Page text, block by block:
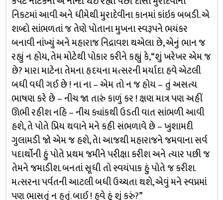
નિકટમાં આવી અને ધીમેથી મુરાદેવીના કાનમાં કાંઇક બબડી. એ
શબ્દો સાંભળતાં જ તેણે પોતાના મુખના સ્વરૂપને ભયંકર
બનાવી નાંખ્યું અને મહારાજ નિદ્રાવશ થએલા છે, એનું ભાન જ
રહ્યું ન હોય, તેમ મોટેથી પોકાર કરીને કહ્યું કે, “શું ખરેખર એમ જ
છે? મારા માટેના તેમના હૃદયના મત્સરની મર્યાદા હવે એટલી
બધી વધી ગઈ છે ! ના ના – એમ તો ન જ હોય – તું અસત્ય
ભાષણ કરે છે – નીચ જા તારું કાળું કર ! ક્ષણ માત્ર પણ અહીં
ઊભી રહીશ નહિ – નીચ ક્યાંકથી ઉડતી વાત સાંભળી આવી
હશે, તે પોતે પ્રિય થવાને મને કહી સંભળાવે છે – ખુશામદી
ગુલામડી જો એમ જ હશે, તેા આજથી મહારાજને જમવાના સર્વ
પદાર્થોની હું પોતે પ્રથમ જમીને પરીક્ષા કરીશ અને ત્યાર પછી જ
તેમને જમાડીશ. બનતાં સૂધી તો સ્વયંપાક હું પોતે જ કરીશ.
મત્સરના પર્વતની આટલી બધી ઉચ્ચતા થશે, એવું મને સ્વપ્નમાં
પણ ભાસતું ન હતું. બાઈ ! હવે હું શું કરું?”